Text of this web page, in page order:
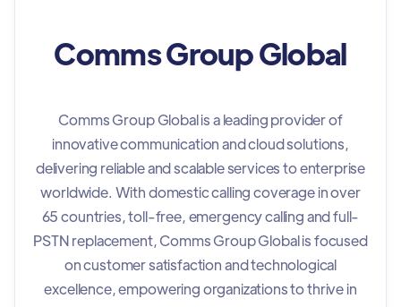
Comms Group Global
Comms Group Global is a leading provider of
innovative communication and cloud solutions,
delivering reliable and scalable services to enterprise
worldwide. With domestic calling coverage in over
65 countries, toll-free, emergency calling and full-
PSTN replacement, Comms Group Global is focused
on customer satisfaction and technological
excellence, empowering organizations to thrive in